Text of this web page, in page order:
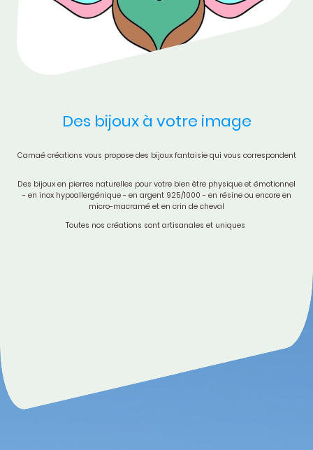
Des bijoux à votre image
Camaé créations vous propose des bijoux fantaisie qui vous correspondent
Des bijoux en pierres naturelles pour votre bien être physique et émotionnel
- en inox hypoallergénique - en argent 925/1000 - en résine ou encore en
micro-macramé et en crin de cheval
Toutes nos créations sont artisanales et uniques